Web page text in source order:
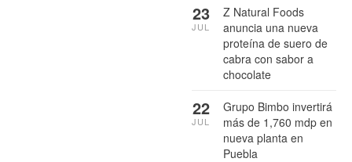
Z Natural Foods
anuncia una nueva
proteína de suero de
cabra con sabor a
chocolate
23
JUL
Grupo Bimbo invertirá
más de 1,760 mdp en
nueva planta en
Puebla
22
JUL